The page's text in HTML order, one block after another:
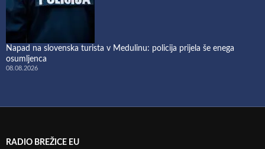
Napad na slovenska turista v Medulinu: policija prijela še enega
osumljenca
08.08.2026
RADIO BREŽICE EU